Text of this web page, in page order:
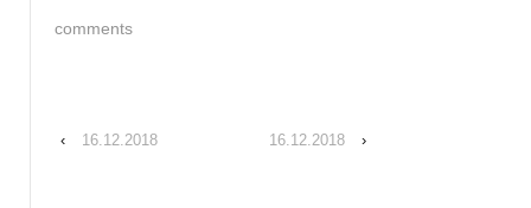
comments
‹ 16.12.2018 16.12.2018 ›